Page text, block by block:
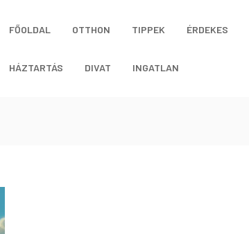
FŐOLDAL OTTHON TIPPEK ÉRDEKES
HÁZTARTÁS DIVAT INGATLAN